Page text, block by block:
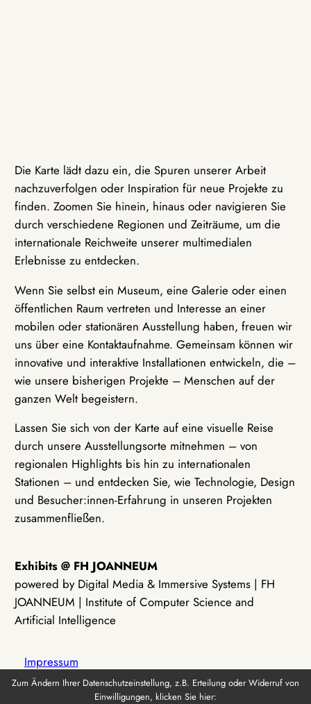
Die Karte lädt dazu ein, die Spuren unserer Arbeit
nachzuverfolgen oder Inspiration für neue Projekte zu
finden. Zoomen Sie hinein, hinaus oder navigieren Sie
durch verschiedene Regionen und Zeiträume, um die
internationale Reichweite unserer multimedialen
Erlebnisse zu entdecken.
Wenn Sie selbst ein Museum, eine Galerie oder einen
öffentlichen Raum vertreten und Interesse an einer
mobilen oder stationären Ausstellung haben, freuen wir
uns über eine Kontaktaufnahme. Gemeinsam können wir
innovative und interaktive Installationen entwickeln, die –
wie unsere bisherigen Projekte – Menschen auf der
ganzen Welt begeistern.
Lassen Sie sich von der Karte auf eine visuelle Reise
durch unsere Ausstellungsorte mitnehmen – von
regionalen Highlights bis hin zu internationalen
Stationen – und entdecken Sie, wie Technologie, Design
und Besucher:innen-Erfahrung in unseren Projekten
zusammenfließen.
Exhibits @ FH JOANNEUM
powered by Digital Media & Immersive Systems | FH
JOANNEUM | Institute of Computer Science and
Artificial Intelligence
Impressum
Zum Ändern Ihrer Datenschutzeinstellung, z.B. Erteilung oder Widerruf von
Einwilligungen, klicken Sie hier: